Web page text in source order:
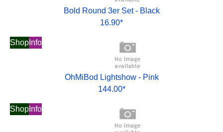
Bold Round 3er Set - Black
16.90*
Shop Info
OhMiBod Lightshow - Pink
144.00*
Shop Info